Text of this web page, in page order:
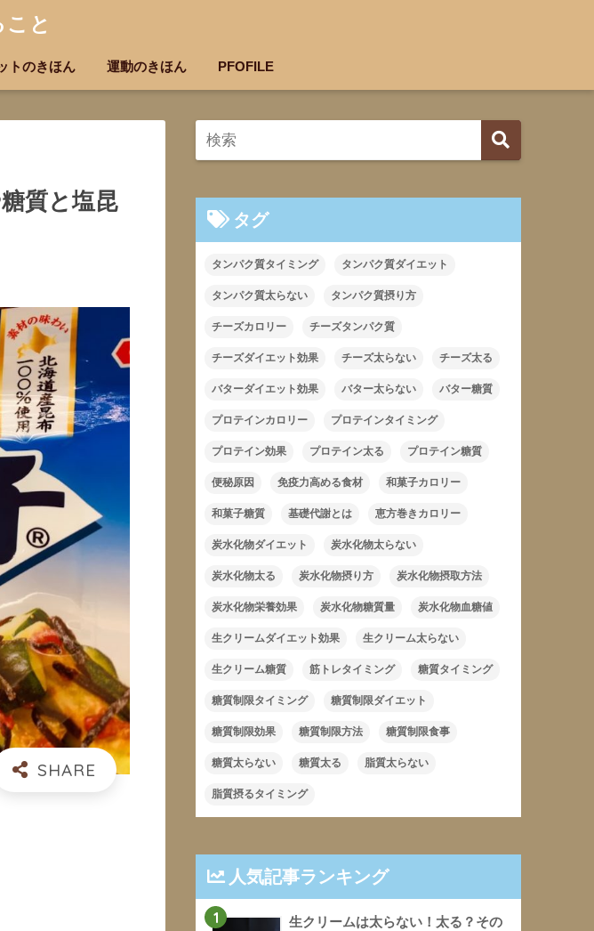
と
トのきほん 運動のきほん PFOFILE
質と塩昆
タグ
タンパク質タイミング タンパク質ダイエット
タンパク質太らない タンパク質摂り方
チーズカロリー チーズタンパク質
チーズダイエット効果 チーズ太らない チーズ太る
バターダイエット効果 バター太らない バター糖質
プロテインカロリー プロテインタイミング
プロテイン効果 プロテイン太る プロテイン糖質
便秘原因 免疫力高める食材 和菓子カロリー
和菓子糖質 基礎代謝とは 恵方巻きカロリー
炭水化物ダイエット 炭水化物太らない
炭水化物太る 炭水化物摂り方 炭水化物摂取方法
炭水化物栄養効果 炭水化物糖質量 炭水化物血糖値
生クリームダイエット効果 生クリーム太らない
生クリーム糖質 筋トレタイミング 糖質タイミング
糖質制限タイミング 糖質制限ダイエット
糖質制限効果 糖質制限方法 糖質制限食事
糖質太らない 糖質太る 脂質太らない
脂質摂るタイミング
人気記事ランキング
1
生クリームは太らない！太る？その